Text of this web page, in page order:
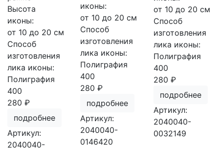
Высота
иконы:
от 10 до 20 см
Способ
изготовления
лика иконы:
Полиграфия
400
280 ₽
подробнее
Артикул:
2040040-
иконы:
от 10 до 20 см
Способ
изготовления
лика иконы:
Полиграфия
400
280 ₽
подробнее
Артикул:
2040040-
0146420
от 10 до 20 см
Способ
изготовления
лика иконы:
Полиграфия
400
280 ₽
подробнее
Артикул:
2040040-
0032149